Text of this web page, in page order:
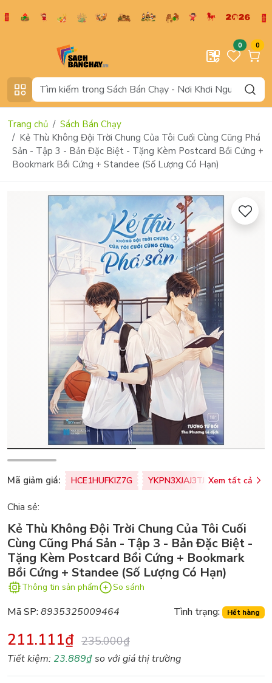
0 0
Trang chủ
Sách Bán Chạy
Kẻ Thù Không Đội Trời Chung Của Tôi Cuối Cùng Cũng Phá
Sản - Tập 3 - Bản Đặc Biệt - Tặng Kèm Postcard Bồi Cứng +
Bookmark Bồi Cứng + Standee (Số Lượng Có Hạn)
Mã giảm giá: HCE1HUFKIZ7G YKPN3XJAJ3TJ Xem tất cả
Chia sẻ:
Kẻ Thù Không Đội Trời Chung Của Tôi Cuối
Cùng Cũng Phá Sản - Tập 3 - Bản Đặc Biệt -
Tặng Kèm Postcard Bồi Cứng + Bookmark
Bồi Cứng + Standee (Số Lượng Có Hạn)
Thông tin sản phẩm So sánh
Mã SP:8935325009464 Tình trạng: Hết hàng
211.111₫ 235.000₫
Tiết kiệm: 23.889₫so với giá thị trường